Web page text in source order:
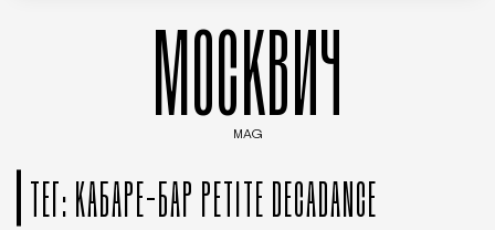
МОСКВИЧ
MAG
ТЕГ: КАБАРЕ-БАР PETITE DECADANCE